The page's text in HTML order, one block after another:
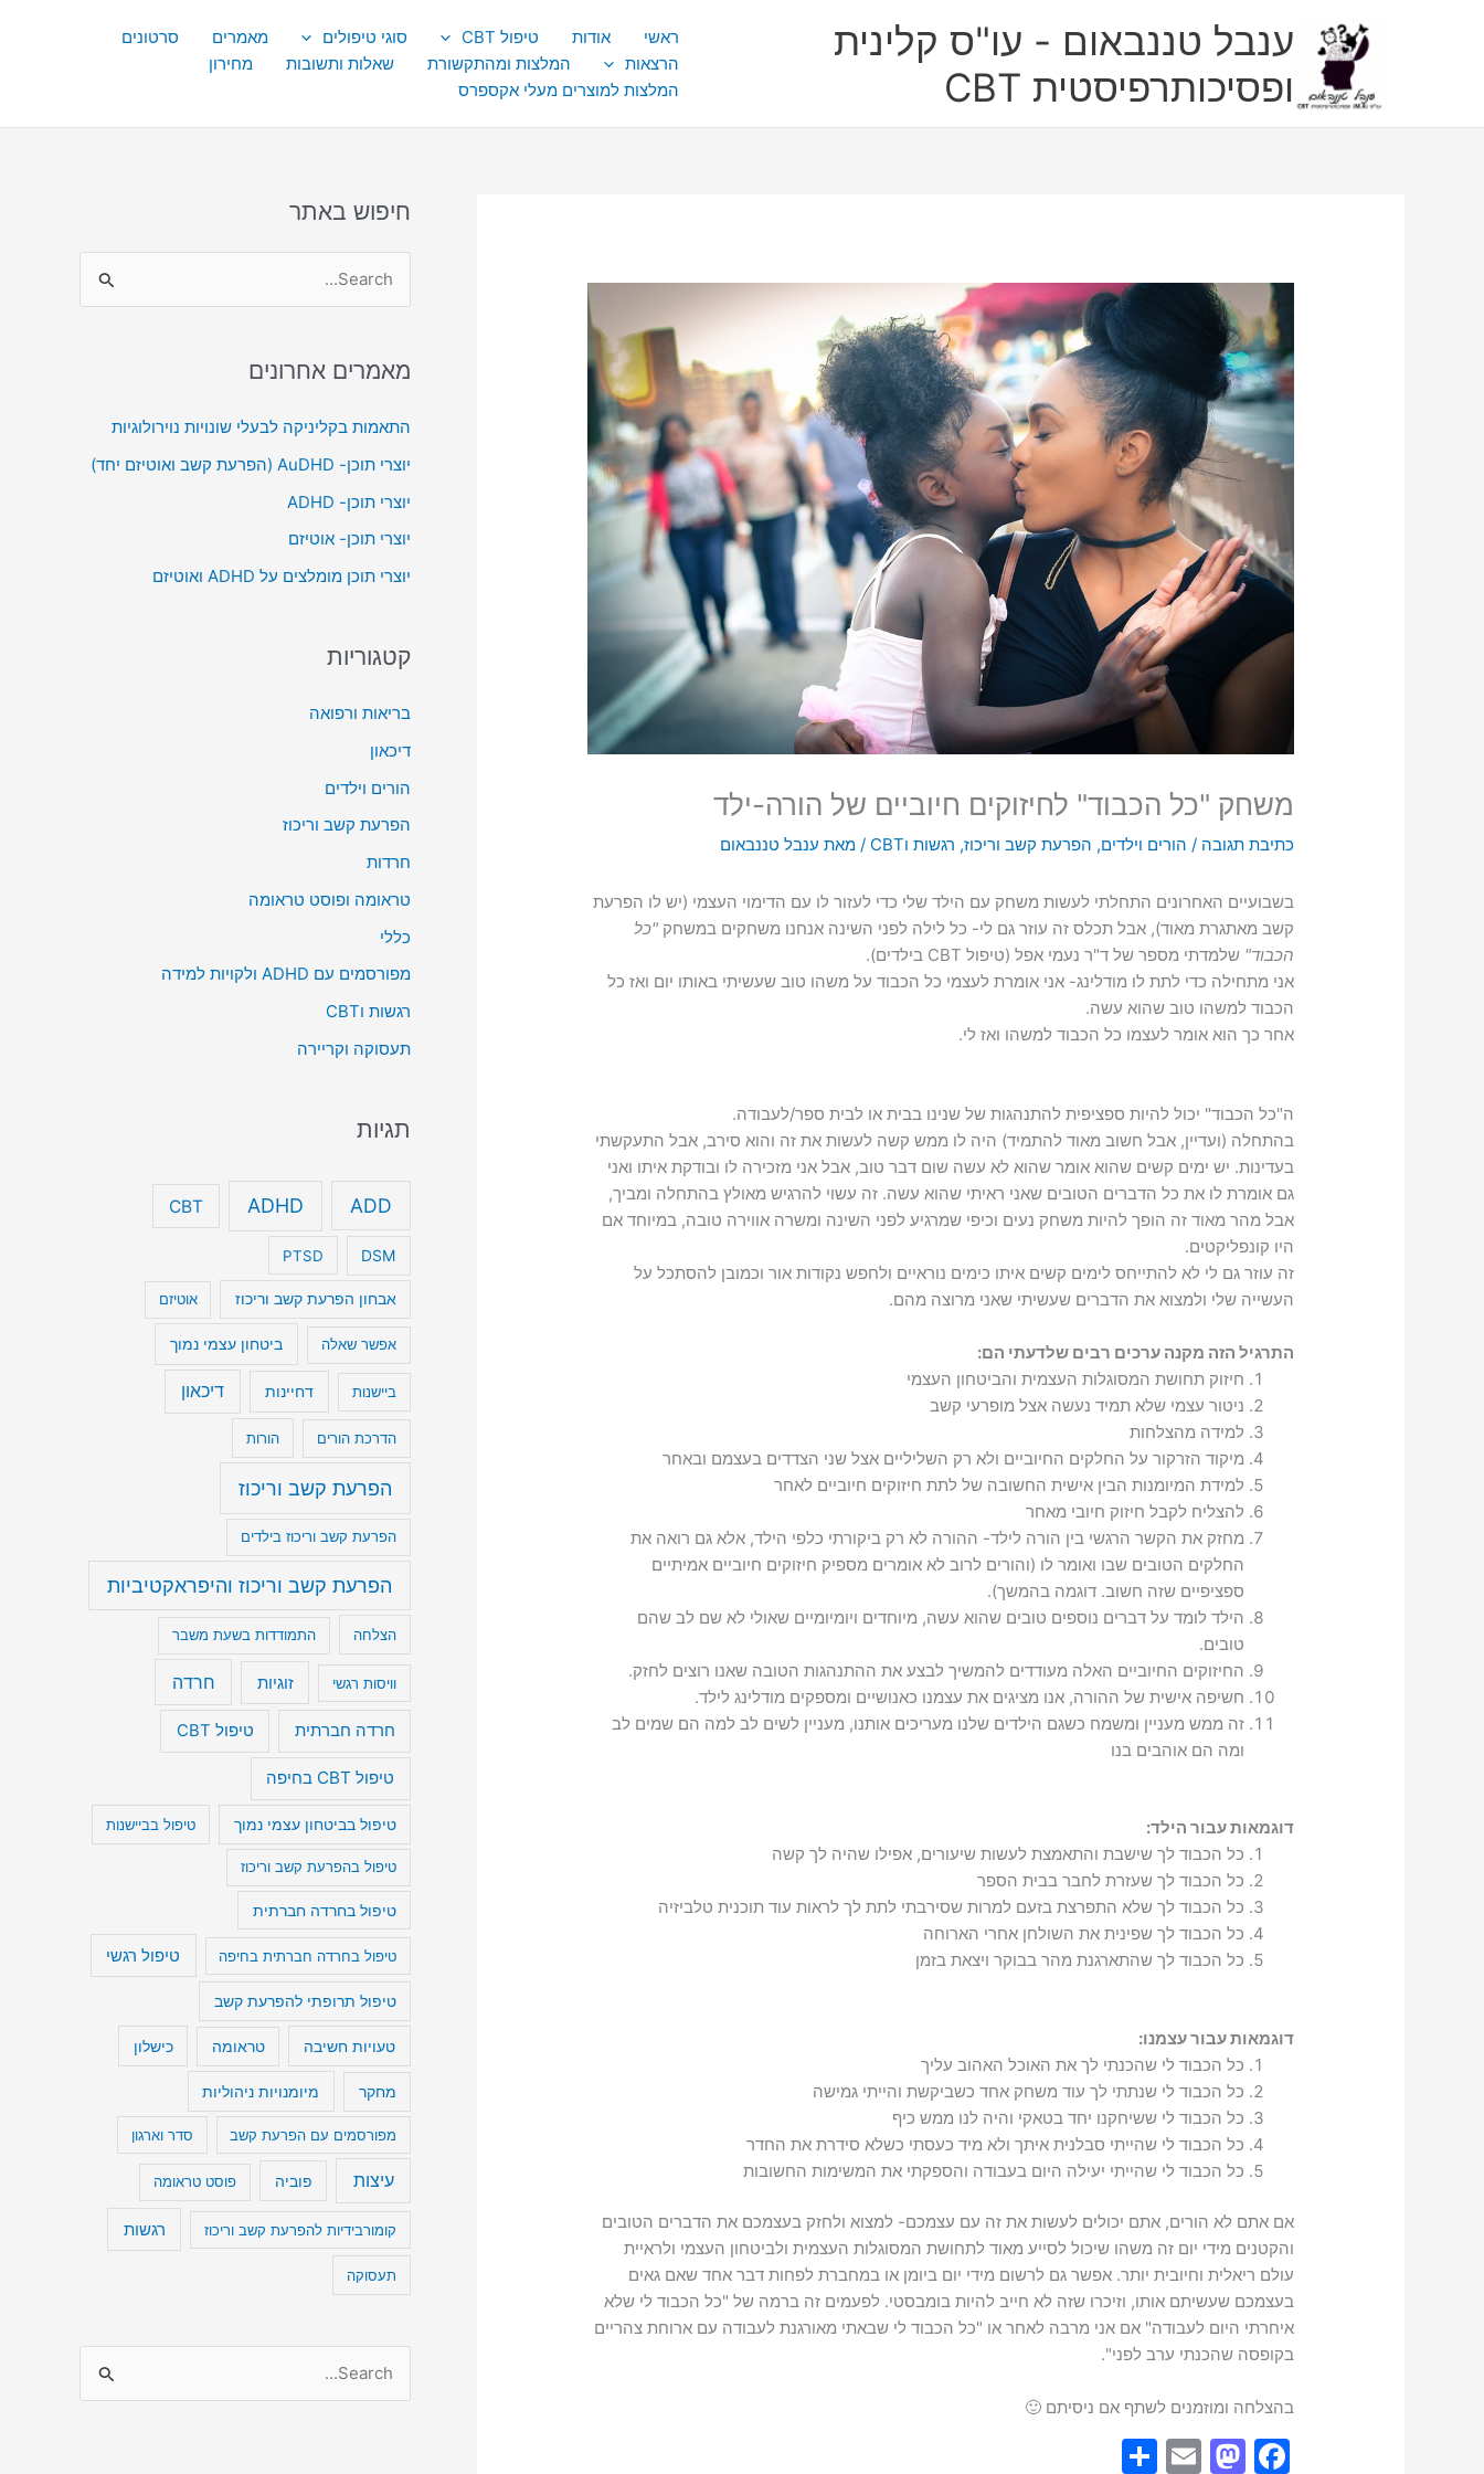
ענבל טננבאום - עו"ס קלינית
ופסיכותרפיסטית CBT
ראשי אודות טיפול CBT סוגי טיפולים מאמרים
סרטונים
הרצאות
המלצות ומהתקשורת שאלות ותשובות
מחירון
המלצות למוצרים מעלי אקספרס
משחק "כל הכבוד" לחיזוקים חיוביים של הורה-ילד
כתיבת תגובה / הורים וילדים, הפרעת קשב וריכוז, רגשות וCBT / מאת ענבל טננבאום
בשבועיים האחרונים התחלתי לעשות משחק עם הילד שלי כדי לעזור לו עם הדימוי העצמי (יש לו הפרעת
קשב מאתגרת מאוד), אבל תכלס זה עוזר גם לי- כל לילה לפני השינה אנחנו משחקים במשחק"כל
הכבוד" שלמדתי מספר של ד"ר נעמי אפל (טיפול CBT בילדים).
אני מתחילה כדי לתת לו מודלינג- אני אומרת לעצמי כל הכבוד על משהו טוב שעשיתי באותו יום ואז כל
הכבוד למשהו טוב שהוא עשה.
אחר כך הוא אומר לעצמו כל הכבוד למשהו ואז לי.
ה"כל הכבוד" יכול להיות ספציפית להתנהגות של שנינו בבית או לבית ספר/לעבודה.
בהתחלה (ועדיין, אבל חשוב מאוד להתמיד) היה לו ממש קשה לעשות את זה והוא סירב, אבל התעקשתי
בעדינות. יש ימים קשים שהוא אומר שהוא לא עשה שום דבר טוב, אבל אני מזכירה לו ובודקת איתו ואני
גם אומרת לו את כל הדברים הטובים שאני ראיתי שהוא עשה. זה עשוי להרגיש מאולץ בהתחלה ומביך,
אבל מהר מאוד זה הופך להיות משחק נעים וכיפי שמרגיע לפני השינה ומשרה אווירה טובה, במיוחד אם
היו קונפליקטים.
זה עוזר גם לי לא להתייחס לימים קשים איתו כימים נוראיים ולחפש נקודות אור וכמובן להסתכל על
העשייה שלי ולמצוא את הדברים שעשיתי שאני מרוצה מהם.
התרגיל הזה מקנה ערכים רבים שלדעתי הם:
חיזוק תחושת המסוגלות העצמית והביטחון העצמי
ניטור עצמי שלא תמיד נעשה אצל מופרעי קשב
למידה מהצלחות
מיקוד הזרקור על החלקים החיוביים ולא רק השליליים אצל שני הצדדים בעצמם ובאחר
למידת המיומנות הבין אישית החשובה של לתת חיזוקים חיוביים לאחר
להצליח לקבל חיזוק חיובי מאחר
מחזק את הקשר הרגשי בין הורה לילד- ההורה לא רק ביקורתי כלפי הילד, אלא גם רואה את
החלקים הטובים שבו ואומר לו (והורים לרוב לא אומרים מספיק חיזוקים חיוביים אמיתיים
ספציפיים שזה חשוב. דוגמה בהמשך).
הילד לומד על דברים נוספים טובים שהוא עשה, מיוחדים ויומיומיים שאולי לא שם לב שהם
טובים.
החיזוקים החיוביים האלה מעודדים להמשיך לבצע את ההתנהגות הטובה שאנו רוצים לחזק.
חשיפה אישית של ההורה, אנו מציגים את עצמנו כאנושיים ומספקים מודלינג לילד.
זה ממש מעניין ומשמח כשגם הילדים שלנו מעריכים אותנו, מעניין לשים לב למה הם שמים לב
ומה הם אוהבים בנו
דוגמאות עבור הילד:
כל הכבוד לך שישבת והתאמצת לעשות שיעורים, אפילו שהיה לך קשה
כל הכבוד לך שעזרת לחבר בבית הספר
כל הכבוד לך שלא התפרצת בזעם למרות שסירבתי לתת לך לראות עוד תוכנית טלביזיה
כל הכבוד לך שפינית את השולחן אחרי הארוחה
כל הכבוד לך שהתארגנת מהר בבוקר ויצאת בזמן
דוגמאות עבור עצמנו:
כל הכבוד לי שהכנתי לך את האוכל האהוב עליך
כל הכבוד לי שנתתי לך עוד משחק אחד כשביקשת והייתי גמישה
כל הכבוד לי ששיחקנו יחד בטאקי והיה לנו ממש כיף
כל הכבוד לי שהייתי סבלנית איתך ולא מיד כעסתי כשלא סידרת את החדר
כל הכבוד לי שהייתי יעילה היום בעבודה והספקתי את המשימות החשובות
אם אתם לא הורים, אתם יכולים לעשות את זה עם עצמכם- למצוא ולחזק בעצמכם את הדברים הטובים
והקטנים מידי יום זה משהו שיכול לסייע מאוד לתחושת המסוגלות העצמית ולביטחון העצמי ולראיית
עולם ריאלית וחיובית יותר. אפשר גם לרשום מידי יום ביומן או במחברת לפחות דבר אחד שאם גאים
בעצמכם שעשיתם אותו, וזיכרו שזה לא חייב להיות בומבסטי. לפעמים זה ברמה של "כל הכבוד לי שלא
איחרתי היום לעבודה" אם אני מרבה לאחר או "כל הכבוד לי שבאתי מאורגנת לעבודה עם ארוחת צהריים
בקופסה שהכנתי ערב לפני".
בהצלחה ומוזמנים לשתף אם ניסיתם 🙂
F
M
E
חיפוש באתר
r
o
:
מאמרים אחרונים
התאמות בקליניקה לבעלי שונויות נוירולוגיות
יוצרי תוכן- AuDHD (הפרעת קשב ואוטיזם יחד)
יוצרי תוכן- ADHD
יוצרי תוכן- אוטיזם
יוצרי תוכן מומלצים על ADHD ואוטיזם
קטגוריות
בריאות ורפואה
דיכאון
הורים וילדים
הפרעת קשב וריכוז
חרדות
טראומה ופוסט טראומה
כללי
מפורסמים עם ADHD ולקויות למידה
רגשות וCBT
תעסוקה וקריירה
תגיות
ADD
ADHD
CBT
DSM
PTSD
אבחון הפרעת קשב וריכוז אוטיזם
אפשר שאלה ביטחון עצמי נמוך
ביישנות דחיינות דיכאון
הדרכת הורים הורות
הפרעת קשב וריכוז
הפרעת קשב וריכוז בילדים
הפרעת קשב וריכוז והיפראקטיביות
הצלחה התמודדות בשעת משבר
וויסות רגשי זוגיות חרדה
חרדה חברתית טיפול CBT
טיפול CBT בחיפה
טיפול בביטחון עצמי נמוך טיפול בביישנות
טיפול בהפרעת קשב וריכוז
טיפול בחרדה חברתית
טיפול בחרדה חברתית בחיפה טיפול רגשי
טיפול תרופתי להפרעת קשב
טעויות חשיבה טראומה כישלון
מחקר מיומנויות ניהוליות
מפורסמים עם הפרעת קשב סדר וארגון
עיצות פוביה פוסט טראומה
קומורבידיות להפרעת קשב וריכוז רגשות
תעסוקה